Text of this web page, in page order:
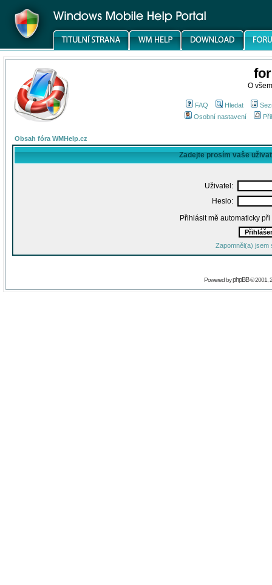
O
FAQ Hledat
Osobní nastavení
Obsah fóra WMHelp.cz
Zadejte prosím vaše
Uživatel:
Heslo:
Přihlásit mě automaticky
Zapomněl(a) jsem
Powered byphpBB© 2001,